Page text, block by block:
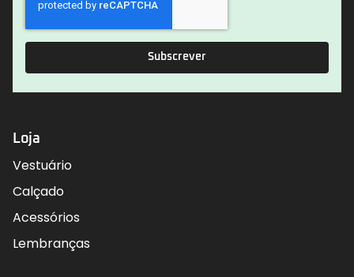
Subscrever
Loja
Vestuário
Calçado
Acessórios
Lembranças